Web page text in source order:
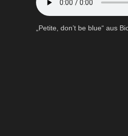
„Petite, don’t be blue“ aus